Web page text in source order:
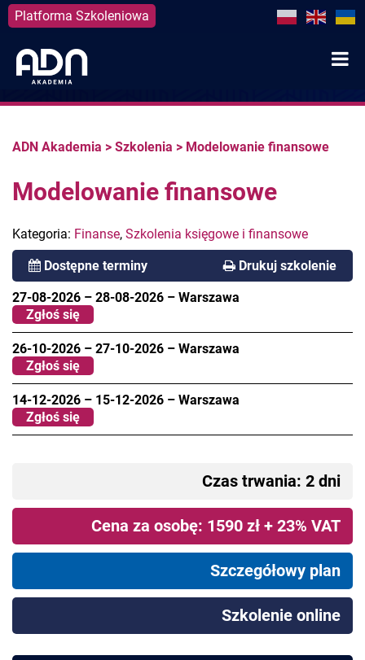
Platforma Szkoleniowa
content
ADN Akademia > Szkolenia > Modelowanie finansowe
Modelowanie finansowe
Kategoria: Finanse, Szkolenia księgowe i finansowe
Dostępne terminy Drukuj szkolenie
27-08-2026 – 28-08-2026 – Warszawa
Zgłoś się
26-10-2026 – 27-10-2026 – Warszawa
Zgłoś się
14-12-2026 – 15-12-2026 – Warszawa
Zgłoś się
Czas trwania: 2 dni
Cena za osobę: 1590 zł + 23% VAT
Szczegółowy plan
Szkolenie online